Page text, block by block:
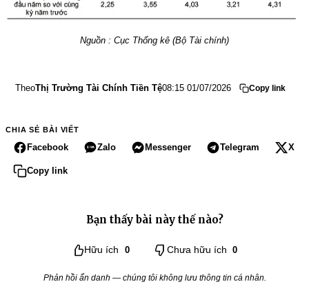
Nguồn : Cục Thống kê (Bộ Tài chính)
TheoThị Trường Tài Chính Tiền Tệ08:15 01/07/2026 Copy link
CHIA SẺ BÀI VIẾT
Facebook Zalo Messenger Telegram X
Copy link
Bạn thấy bài này thế nào?
Hữu ích 0 Chưa hữu ích 0
Phản hồi ẩn danh — chúng tôi không lưu thông tin cá nhân.